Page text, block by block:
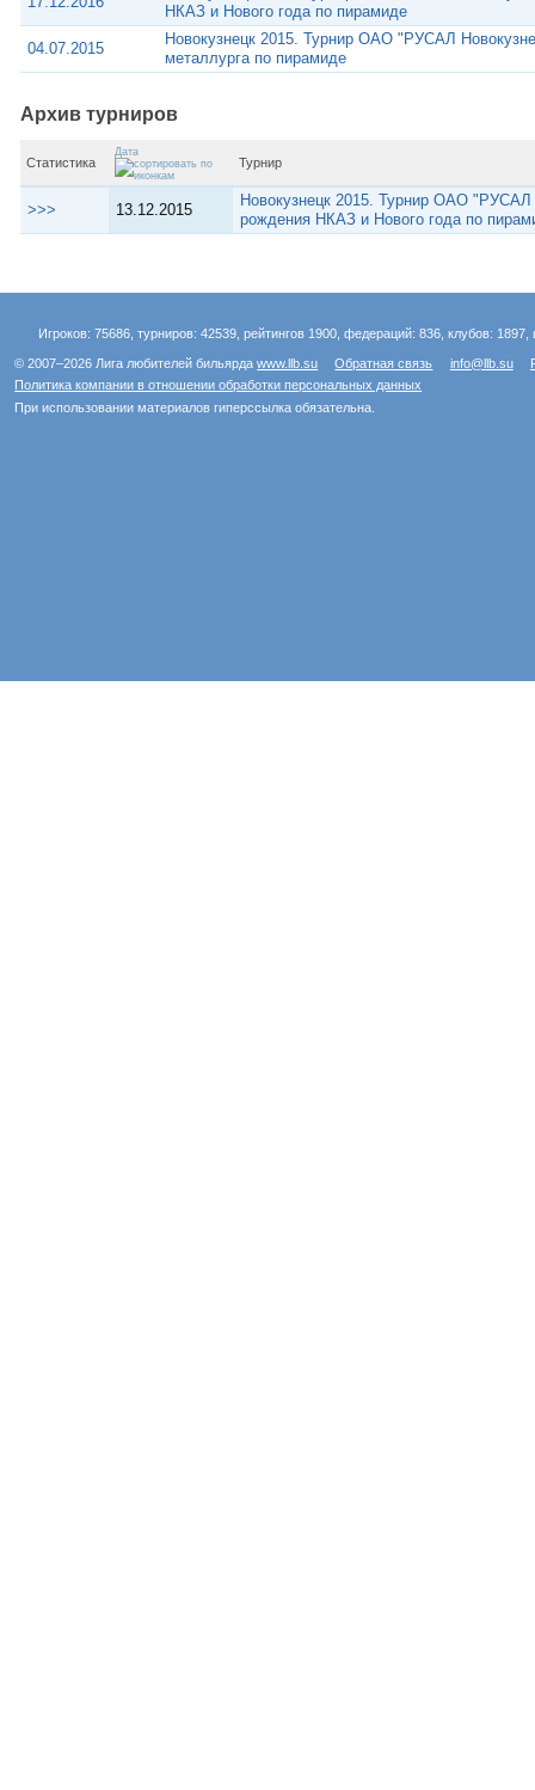
НКАЗ и Нового года по пирамиде
04.07.2015
Новокузнецк 2015. Турнир ОАО "РУСАЛ
металлурга по пирамиде
Архив турниров
Статистика
Дата
Турнир
>>> 13.12.2015
Новокузнецк 2015. Турнир ОАО "РУСАЛ
рождения НКАЗ и Нового года по
Игроков: 75686, турниров: 42539, рейтингов 1900, федераций: 836, клубов:
© 2007–2026 Лига любителей бильярдаwww.llb.su Обратная связь info@llb.su
Политика компании в отношении обработки персональных данных
При использовании материалов гиперссылка обязательна.